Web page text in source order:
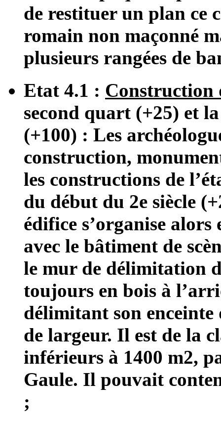
de restituer un plan ce
romain non maçonné
plusieurs rangées de
Etat 4.1 : Construction
second quart (+25) et
(+100) : Les
construction,
les constructions de
du début du 2e siècle
édifice s’organise
avec le bâtiment de
le mur de délimitation
toujours en bois à
délimitant son
de largeur. Il est de la
inférieurs à 1400 m2,
Gaule. Il pouvait
;